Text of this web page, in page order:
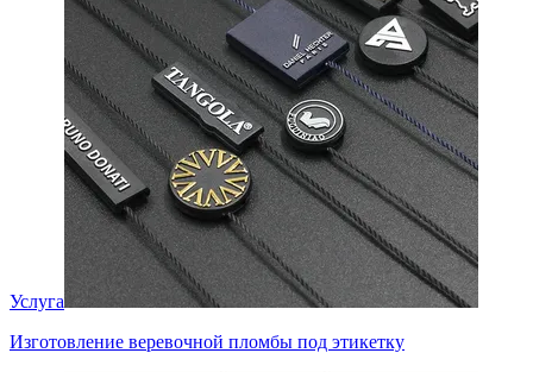
Услуга
Изготовление веревочной пломбы под этикетку